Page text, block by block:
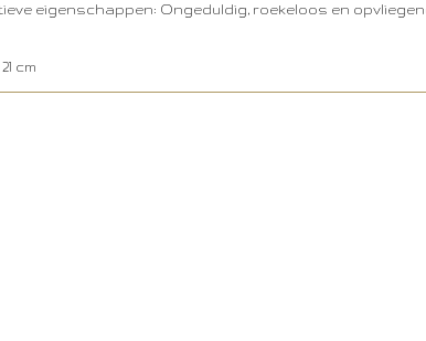
eigenschappen: Ongeduldig, roekeloos en
cm